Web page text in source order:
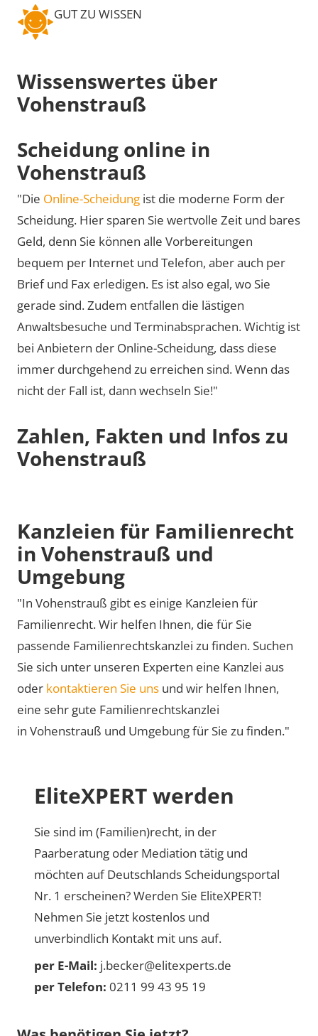
GUT ZU WISSEN
Wissenswertes über
Vohenstrauß
Scheidung online in
Vohenstrauß
"Die Online-Scheidung ist die moderne Form der
Scheidung. Hier sparen Sie wertvolle Zeit und bares
Geld, denn Sie können alle Vorbereitungen
bequem per Internet und Telefon, aber auch per
Brief und Fax erledigen. Es ist also egal, wo Sie
gerade sind. Zudem entfallen die lästigen
Anwaltsbesuche und Terminabsprachen. Wichtig ist
bei Anbietern der Online-Scheidung, dass diese
immer durchgehend zu erreichen sind. Wenn das
nicht der Fall ist, dann wechseln Sie!"
Zahlen, Fakten und Infos zu
Vohenstrauß
Kanzleien für Familienrecht
in Vohenstrauß und
Umgebung
"In Vohenstrauß gibt es einige Kanzleien für
Familienrecht. Wir helfen Ihnen, die für Sie
passende Familienrechtskanzlei zu finden. Suchen
Sie sich unter unseren Experten eine Kanzlei aus
oder kontaktieren Sie uns und wir helfen Ihnen,
eine sehr gute Familienrechtskanzlei
in Vohenstrauß und Umgebung für Sie zu finden."
EliteXPERT werden
Sie sind im (Familien)recht, in der
Paarberatung oder Mediation tätig und
möchten auf Deutschlands Scheidungsportal
Nr. 1 erscheinen? Werden Sie EliteXPERT!
Nehmen Sie jetzt kostenlos und
unverbindlich Kontakt mit uns auf.
per E-Mail: j.becker@elitexperts.de
per Telefon: 0211 99 43 95 19